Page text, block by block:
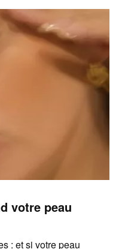
votre peau
: et si votre peau